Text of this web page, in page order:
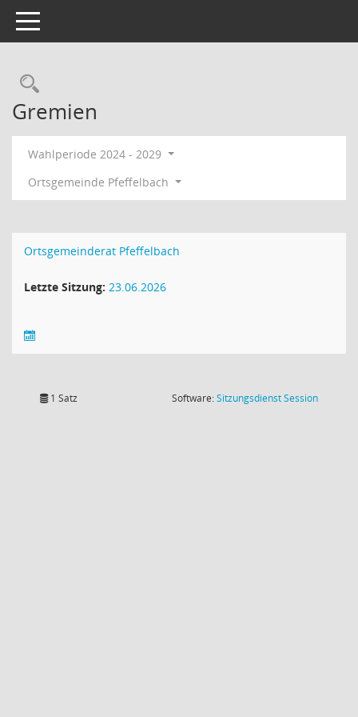
Toggle navigation
Rechercheauswahl
Gremien
Wahlperiode 2024 - 2029
Ortsgemeinde Pfeffelbach
Ortsgemeinderat Pfeffelbach
Letzte Sitzung: 23.06.2026
1 Satz Software:SitzungsdienstSession(Wird in